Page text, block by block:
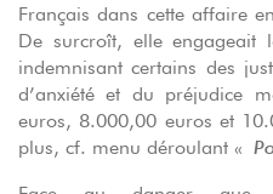
Français dans cette affaire
De surcroît, elle engageait
indemnisant certains des
d’anxiété et du préjudice
euros, 8.000,00 euros et
plus, cf. menu déroulant «